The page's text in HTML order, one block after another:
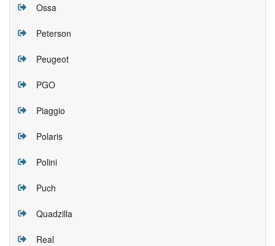
Ossa
Peterson
Peugeot
PGO
Piaggio
Polaris
Polini
Puch
Quadzilla
Real